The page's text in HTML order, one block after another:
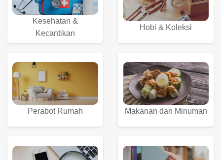
Kesehatan &
Kecantikan
Hobi & Koleksi
Perabot Rumah Makanan dan Minuman